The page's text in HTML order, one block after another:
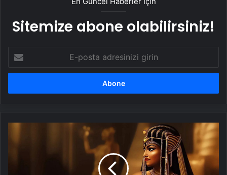
Sitemize abone olabilirsiniz!
posta
adresinizi